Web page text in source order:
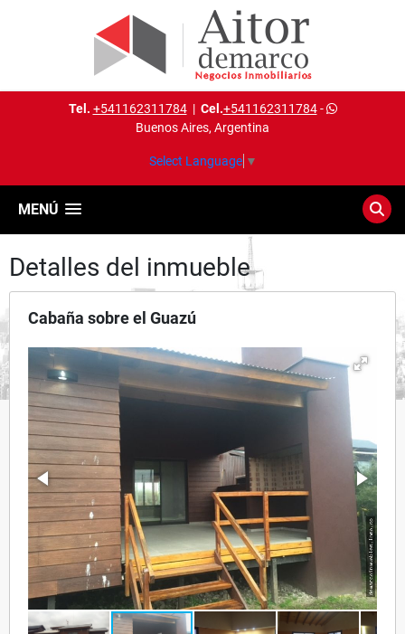
Tel. +541162311784| Cel.+541162311784-
Buenos Aires, Argentina
Select Language ▼
MENÚ
Detalles del inmueble
Cabaña sobre el Guazú